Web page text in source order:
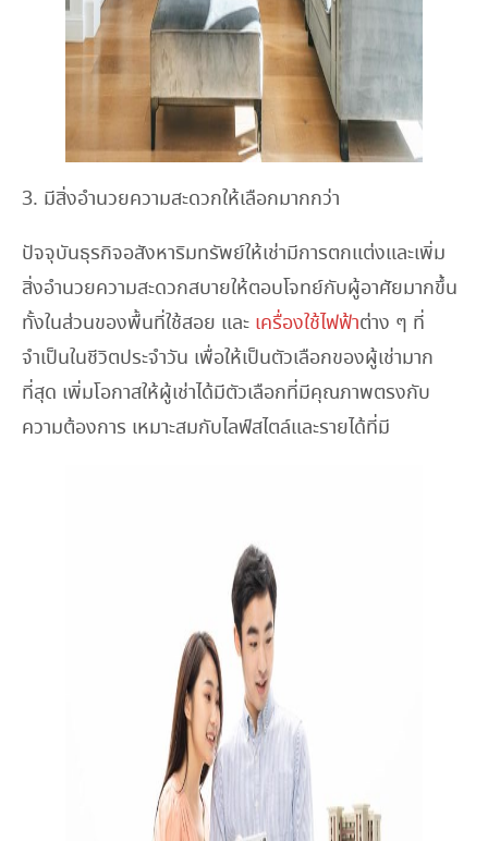
3. มีสิ่งอำนวยความสะดวกให้เลือกมากกว่า
ปัจจุบันธุรกิจอสังหาริมทรัพย์ให้เช่ามีการตกแต่งและเพิ่ม
สิ่งอำนวยความสะดวกสบายให้ตอบโจทย์กับผู้อาศัยมากขึ้น
ทั้งในส่วนของพื้นที่ใช้สอย และ เครื่องใช้ไฟฟ้าต่าง ๆ ที่
จำเป็นในชีวิตประจำวัน เพื่อให้เป็นตัวเลือกของผู้เช่ามาก
ที่สุด เพิ่มโอกาสให้ผู้เช่าได้มีตัวเลือกที่มีคุณภาพตรงกับ
ความต้องการ เหมาะสมกับไลฟ์สไตล์และรายได้ที่มี